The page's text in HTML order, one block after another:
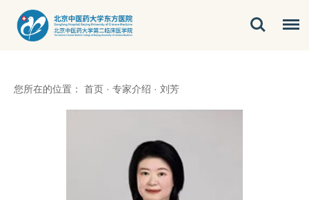
您所在的位置： 首页 · 专家介绍 · 刘芳